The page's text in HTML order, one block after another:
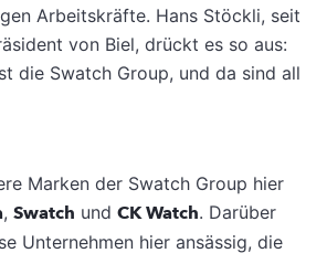
Arbeitskräfte. Hans Stöckli, seit
von Biel, drückt es so aus:
die Swatch Group, und da sind all
Marken der Swatch Group hier
, Swatch und CK Watch. Darüber
Unternehmen hier ansässig, die